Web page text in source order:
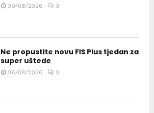
09/08/2026 0
Ne propustite novu FIS Plus tjedan za
super uštede
08/08/2026 0